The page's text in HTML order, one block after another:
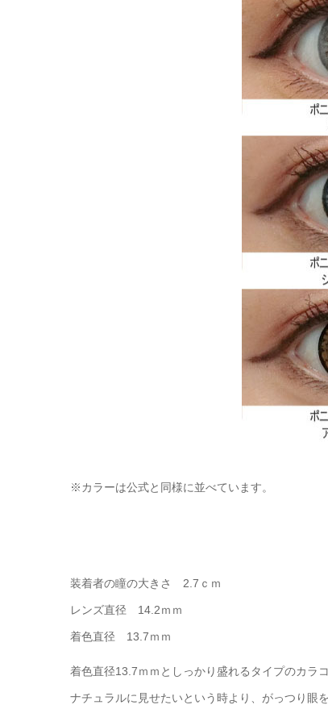
※カラーは公式と同様に並べています。
装着者の瞳の大きさ 2.7ｃｍ
レンズ直径 14.2ｍｍ
着色直径 13.7ｍｍ
着色直径13.7ｍｍとしっかり盛れるタイプのカラ
ナチュラルに見せたいという時より、がっつり眼